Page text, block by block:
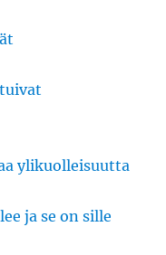
ylikuolleisuutta
ja se on sille